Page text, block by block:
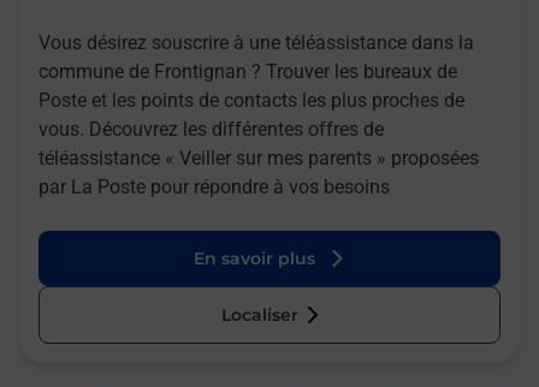
Vous désirez souscrire à une téléassistance dans la
commune de Frontignan ? Trouver les bureaux de
Poste et les points de contacts les plus proches de
vous. Découvrez les différentes offres de
téléassistance « Veiller sur mes parents » proposées
par La Poste pour répondre à vos besoins
En savoir plus
Localiser